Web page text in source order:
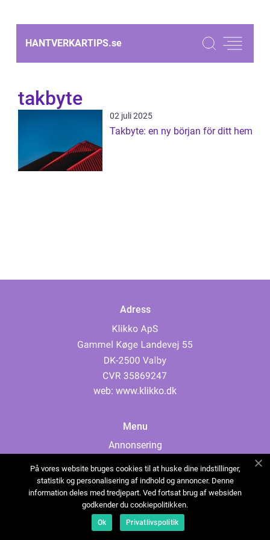
HANTVERKARTIPS.se
takbyte
02 juli 2025
Takbyte: en ny början för ditt hem
Adress
web: www.klikko.dk
Menu
Annonsering
Cookies
Kontakta oss
Sitemap
På vores website bruges cookies til at huske dine indstillinger,
statistik og personalisering af indhold og annoncer. Denne
information deles med tredjepart. Ved fortsat brug af websiden
godkender du cookiepolitikken.
Ok Privatlivspolitik